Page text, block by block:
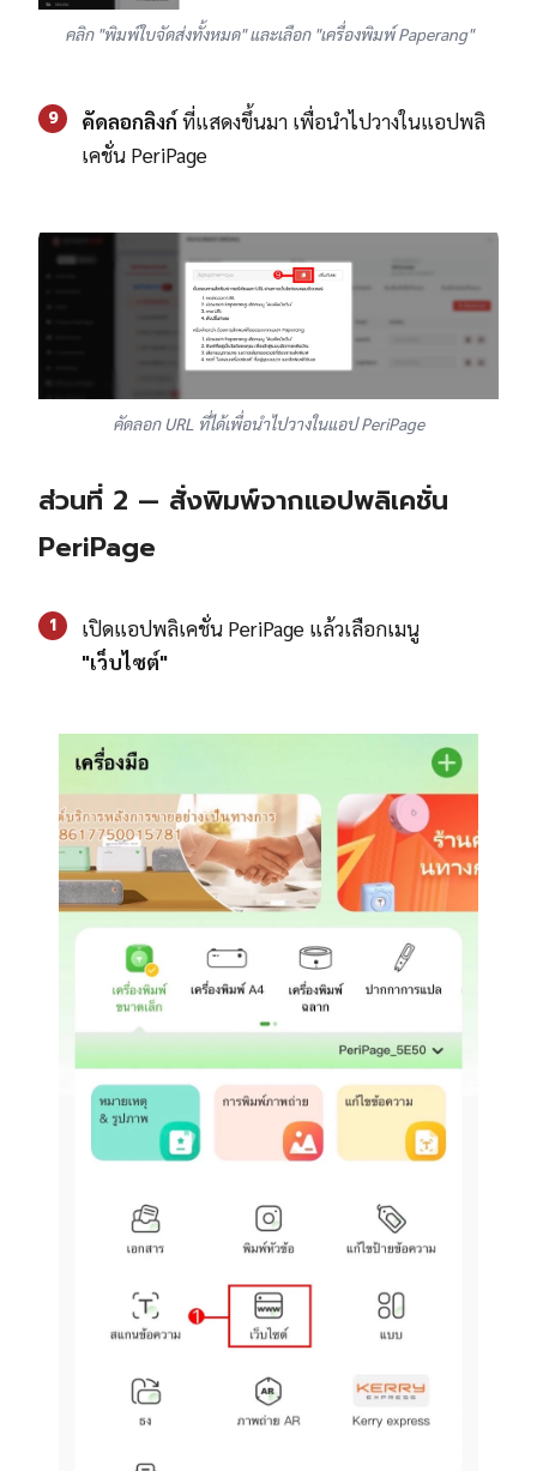
คลิก "พิมพ์ใบจัดส่งทั้งหมด" และเลือก "เครื่องพิมพ์ Paperang"
9 คัดลอกลิงก์ ที่แสดงขึ้นมา เพื่อนำไปวางในแอปพลิ
เคชั่น PeriPage
คัดลอก URL ที่ได้เพื่อนำไปวางในแอป PeriPage
ส่วนที่ 2 — สั่งพิมพ์จากแอปพลิเคชั่น
PeriPage
1
เปิดแอปพลิเคชั่น PeriPage แล้วเลือกเมนู
"เว็บไซต์"